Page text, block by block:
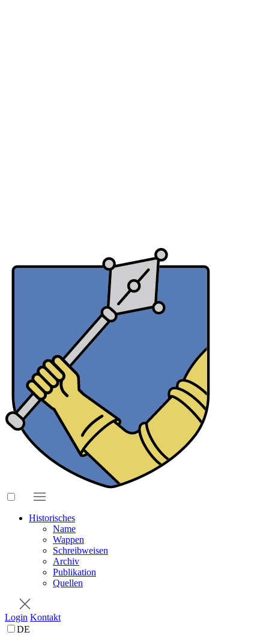
Historisches
Name
Wappen
Schreibweisen
Archiv
Publikation
Quellen
Login Kontakt
DE